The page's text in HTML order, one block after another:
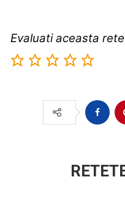
Evaluati aceasta